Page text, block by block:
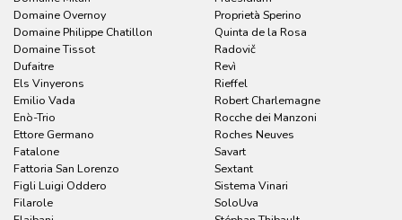
Domaine Overnoy
Domaine Philippe Chatillon
Domaine Tissot
Dufaitre
Els Vinyerons
Emilio Vada
Enò-Trio
Ettore Germano
Fatalone
Fattoria San Lorenzo
Figli Luigi Oddero
Filarole
Proprietà Sperino
Quinta de la Rosa
Radovič
Revì
Rieffel
Robert Charlemagne
Rocche dei Manzoni
Roches Neuves
Savart
Sextant
Sistema Vinari
SoloUva